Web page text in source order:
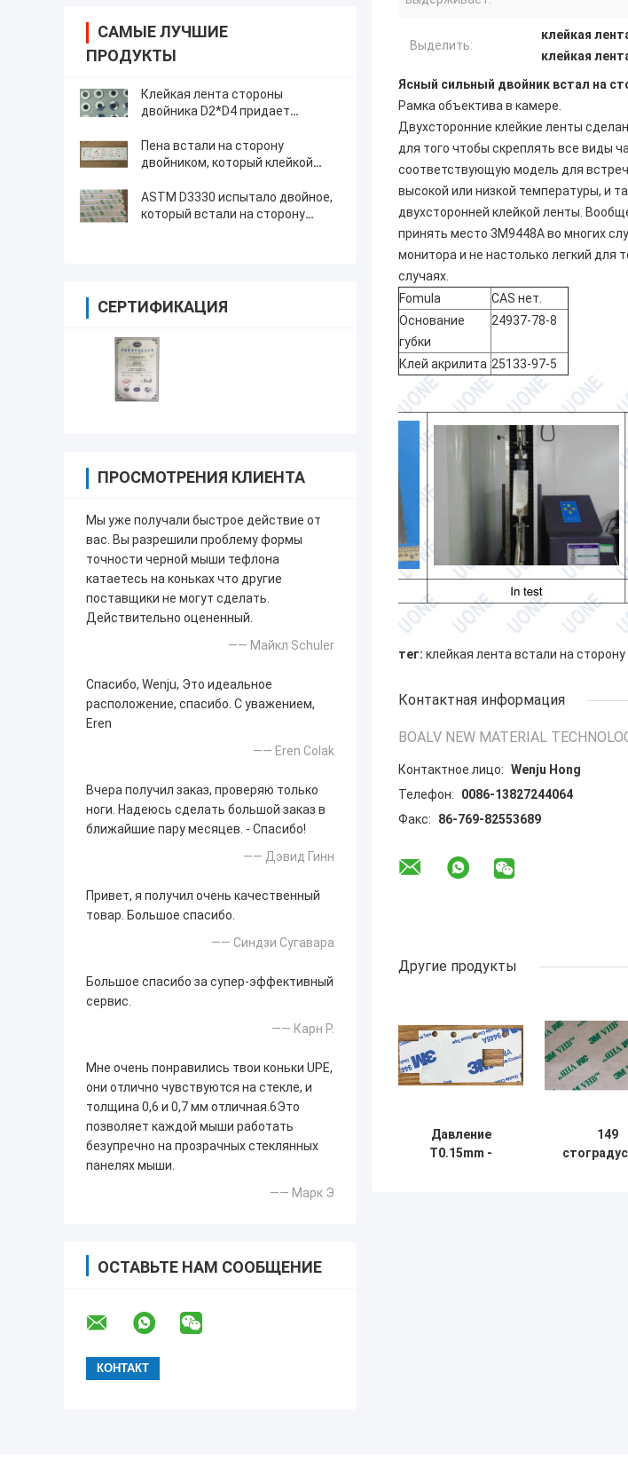
САМЫЕ ЛУЧШИЕ
ПРОДУКТЫ
Клейкая лента стороны
двойника D2*D4 придает
0.14mm
Пена встали на сторону
двойником, который клейкой
9080
ASTM D3330 испытало двойное,
который встали на сторону
СЕРТИФИКАЦИЯ
ПРОСМОТРЕНИЯ КЛИЕНТА
Мы уже получали быстрое действие от
вас. Вы разрешили проблему формы
точности черной мыши тефлона
катаетесь на коньках что другие
поставщики не могут сделать.
Действительно оцененный.
—— Майкл Schuler
Спасибо, Wenju, Это идеальное
расположение, спасибо. С уважением,
Eren
—— Eren Colak
Вчера получил заказ, проверяю только
ноги. Надеюсь сделать большой заказ в
ближайшие пару месяцев. - Спасибо!
—— Дэвид Гинн
Привет, я получил очень качественный
товар. Большое спасибо.
—— Синдзи Сугавара
Большое спасибо за супер-эффективный
сервис.
—— Карн Р.
Мне очень понравились твои коньки UPE,
они отлично чувствуются на стекле, и
толщина 0,6 и 0,7 мм отличная.6Это
позволяет каждой мыши работать
безупречно на прозрачных стеклянных
панелях мыши.
—— Марк Э
ОСТАВЬТЕ НАМ СООБЩЕНИЕ
Выделить:
клейкая
клейкая
Ясный сильный двойник встал на
Рамка объектива в камере.
Двухсторонние клейкие ленты
для того чтобы скреплять все виды
соответствующую модель для
высокой или низкой температуры, и
двухсторонней клейкой ленты.
принять место 3M9448A во многих
монитора и не настолько легкий для
случаях.
Fomula
CAS нет.
Основание
губки
24937-78-8
Клей акрилита 25133-97-5
тег: клейкая лента встали на сторону
Контактная информация
BOALV NEW MATERIAL
Контактное лицо: Wenju Hong
Телефон:
0086-13827244064
Факс:
86-769-82553689
Другие продукты
Давление
T0.15mm -
149